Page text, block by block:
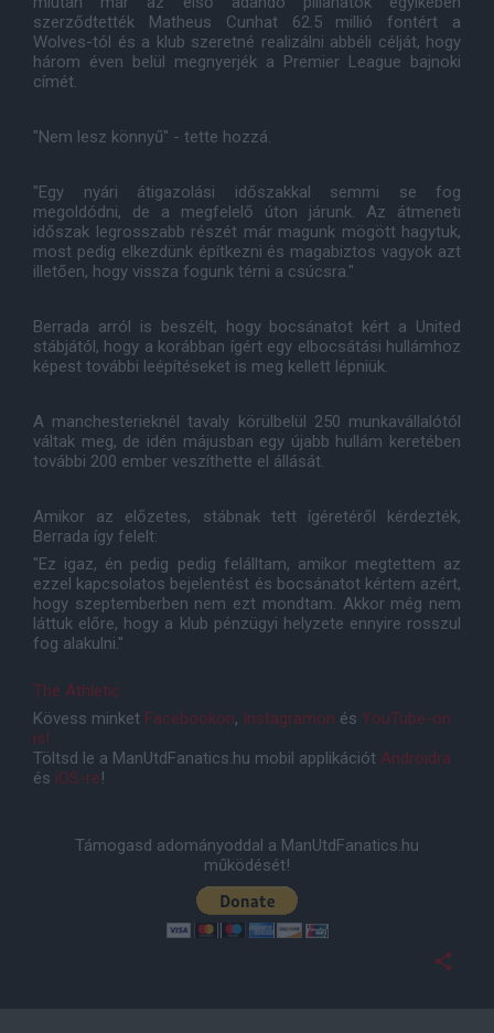
szerződtették Matheus Cunhat 62.5 millió fontért a
Wolves-tól és a klub szeretné realizálni abbéli célját, hogy
három éven belül megnyerjék a Premier League bajnoki
címét.
"Nem lesz könnyű" - tette hozzá.
"Egy nyári átigazolási időszakkal semmi se fog
megoldódni, de a megfelelő úton járunk. Az átmeneti
időszak legrosszabb részét már magunk mögött hagytuk,
most pedig elkezdünk építkezni és magabiztos vagyok azt
illetően, hogy vissza fogunk térni a csúcsra."
Berrada arról is beszélt, hogy bocsánatot kért a United
stábjától, hogy a korábban ígért egy elbocsátási hullámhoz
képest további leépítéseket is meg kellett lépniük.
A manchesterieknél tavaly körülbelül 250 munkavállalótól
váltak meg, de idén májusban egy újabb hullám keretében
további 200 ember veszíthette el állását.
Amikor az előzetes, stábnak tett ígéretéről kérdezték,
Berrada így felelt:
"Ez igaz, én pedig pedig felálltam, amikor megtettem az
ezzel kapcsolatos bejelentést és bocsánatot kértem azért,
hogy szeptemberben nem ezt mondtam. Akkor még nem
láttuk előre, hogy a klub pénzügyi helyzete ennyire rosszul
fog alakulni."
The Athletic
Kövess minket Facebookon, Instagramon és YouTube-on
is!
Töltsd le a ManUtdFanatics.hu mobil applikációt Androidra
és iOS-re!
Támogasd adományoddal a ManUtdFanatics.hu
működését!